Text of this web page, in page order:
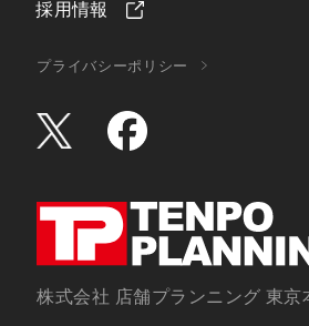
株式会社 店舗プランニング 東京
プライバシーポリシー
採用情報